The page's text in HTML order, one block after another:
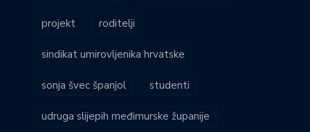
projekt roditelji
sindikat umirovljenika hrvatske
sonja švec španjol studenti
udruga slijepih međimurske županije